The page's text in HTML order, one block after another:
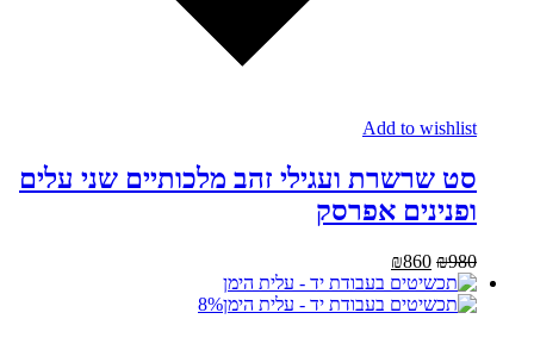
Add to wishlist
סט שרשרת ועגילי זהב מלכותיים שני עלים
ופנינים אפרסק
₪980
₪860
8%